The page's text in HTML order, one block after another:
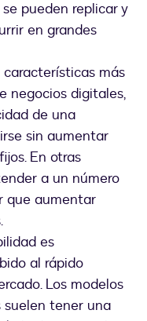
pueden replicar y
en grandes
más
negocios digitales,
de una
sin aumentar
En otras
a un número
que aumentar
es
al rápido
Los modelos
tener una